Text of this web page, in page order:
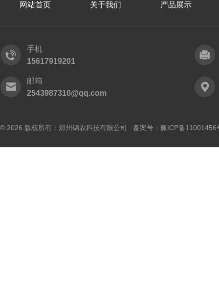
网站首页 关于我们 产品展示
手机
15617919201
邮箱
2543987310@qq.com
© 2026 版权所有：郑州锦农科技有限公司 备案号： 豫ICP备11001456